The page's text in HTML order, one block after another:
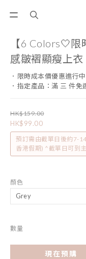
【6 Colors🤍
感皺褶顯瘦上衣
．限時成本價優惠進行
．指定產品：滿 三 件免
HK$159.00
HK$99.00
預訂需由截單日後約7-
香港假期) ^截單日可到
顏色
數量
現在預購